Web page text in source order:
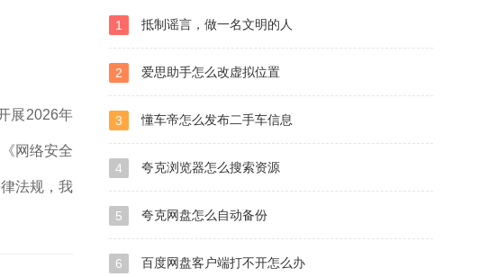
展2026年
网络安全
法规，我
1 抵制谣言，做一名文明的人
2 爱思助手怎么改虚拟位置
3 懂车帝怎么发布二手车信息
4 夸克浏览器怎么搜索资源
5 夸克网盘怎么自动备份
6 百度网盘客户端打不开怎么办